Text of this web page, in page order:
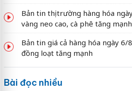
Bản tin thị trường hàng hóa
vàng neo cao, cà phê tăng
Bản tin giá cả hàng hóa ngày 6/
đồng loạt tăng mạnh
Bài đọc nhiều